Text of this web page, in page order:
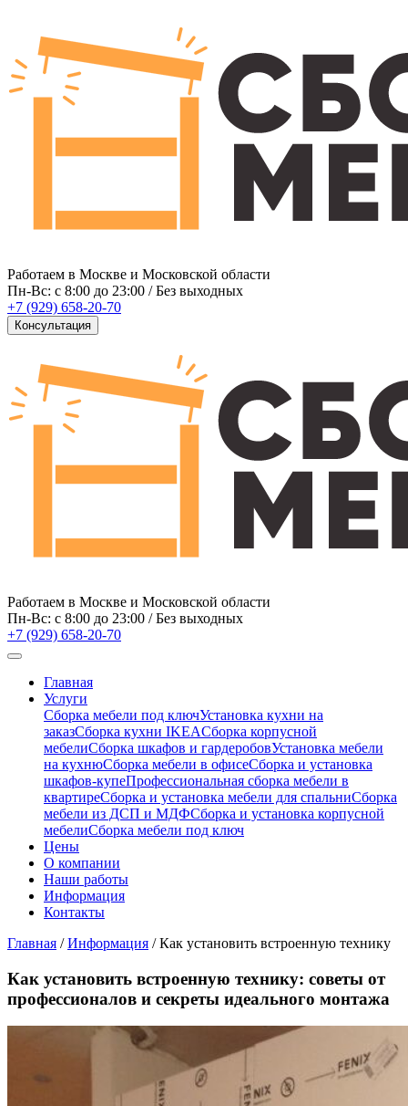
Работаем в Москве и Московской области
Пн-Вс: c 8:00 до 23:00 / Без выходных
+7 (929) 658-20-70
Консультация
Работаем в Москве и Московской области
Пн-Вс: c 8:00 до 23:00 / Без выходных
+7 (929) 658-20-70
Главная
Услуги
Сборка мебели под ключУстановка кухни на
заказСборка кухни IKEAСборка корпусной
мебелиСборка шкафов и гардеробовУстановка мебели
на кухнюСборка мебели в офисеСборка и установка
шкафов-купеПрофессиональная сборка мебели в
квартиреСборка и установка мебели для спальниСборка
мебели из ДСП и МДФСборка и установка корпусной
мебелиСборка мебели под ключ
Цены
О компании
Наши работы
Информация
Контакты
Главная / Информация / Как установить встроенную технику
Как установить встроенную технику: советы от
профессионалов и секреты идеального монтажа